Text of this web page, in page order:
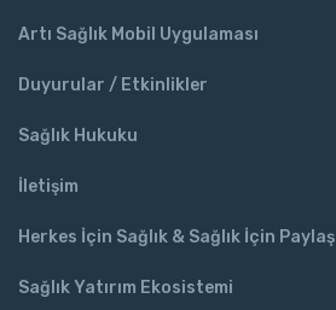
Artı Sağlık Mobil Uygulaması
Duyurular / Etkinlikler
Sağlık Hukuku
İletişim
Herkes İçin Sağlık & Sağlık İçin Paylaş
Sağlık Yatırım Ekosistemi